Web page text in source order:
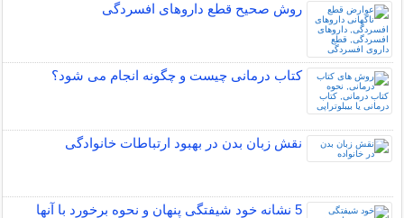
روش صحیح قطع داروهای افسردگی
کتاب درمانی چیست و چگونه انجام می شود؟
نقش زبان بدن در بهبود ارتباطات خانوادگی
5 نشانه خود شیفتگی پنهان و نحوه برخورد با آنها